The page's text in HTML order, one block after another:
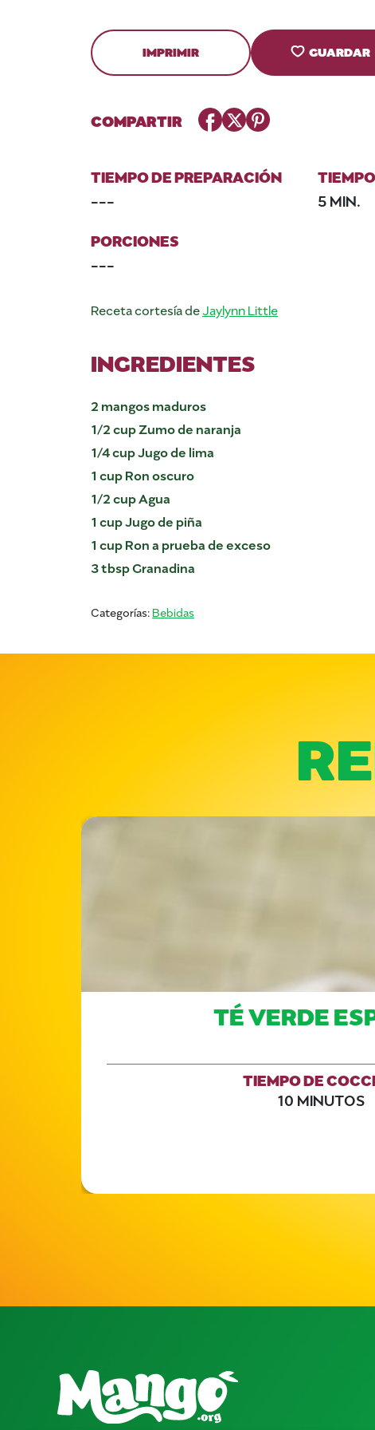
IMPRIMIR GUARDAR
COMPARTIR Facebook
TwitterPinterest
TIEMPO DE PREPARACIÓN
---
5 MIN.
PORCIONES
---
Receta cortesía deJaylynn Little
INGREDIENTES
2 mangos maduros
1/2 cup Zumo de naranja
1/4 cup Jugo de lima
1 cup Ron oscuro
1/2 cup Agua
1 cup Jugo de piña
1 cup Ron a prueba de exceso
3 tbsp Granadina
Categorías:Bebidas
TÉ VERDE
TIEMPO DE
10 MINUTOS